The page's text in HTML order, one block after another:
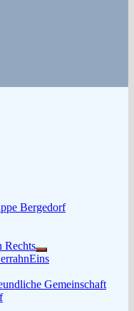
Bergedorf
Rechts
Untermenü
anzeigen
Gemeinschaft